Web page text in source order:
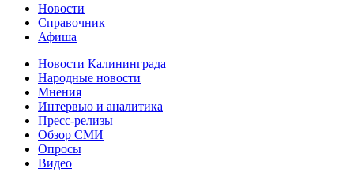
Новости
Справочник
Афиша
Новости Калининграда
Народные новости
Мнения
Интервью и аналитика
Пресс-релизы
Обзор СМИ
Опросы
Видео